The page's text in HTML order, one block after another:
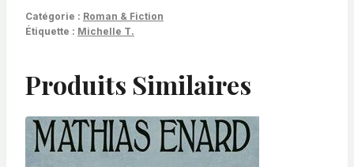
Catégorie : Roman & Fiction
Étiquette : Michelle T.
Produits Similaires